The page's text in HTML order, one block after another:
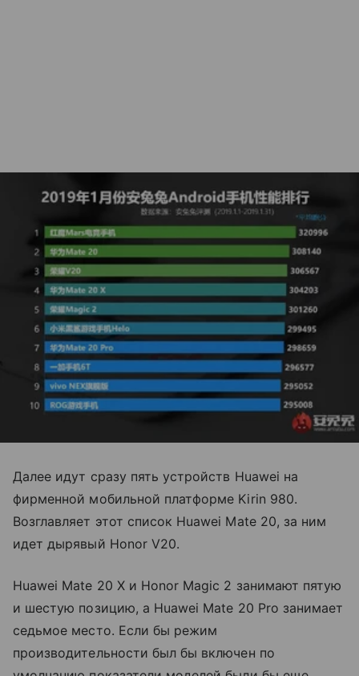
Далее идут сразу пять устройств Huawei на
фирменной мобильной платформе Kirin 980.
Возглавляет этот список Huawei Mate 20, за ним
идет дырявый Honor V20.
Huawei Mate 20 X и Honor Magic 2 занимают пятую
и шестую позицию, а Huawei Mate 20 Pro занимает
седьмое место. Если бы режим
производительности был бы включен по